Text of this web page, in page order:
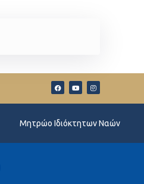
Μητρώο Ιδιόκτητων Ναών